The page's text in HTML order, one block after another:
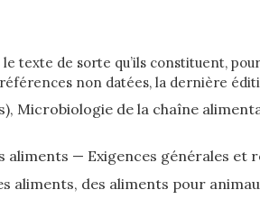
texte de sorte qu’ils constituent,
références non datées, la dernière
Microbiologie de la chaîne
aliments — Exigences générales et
aliments, des aliments pour